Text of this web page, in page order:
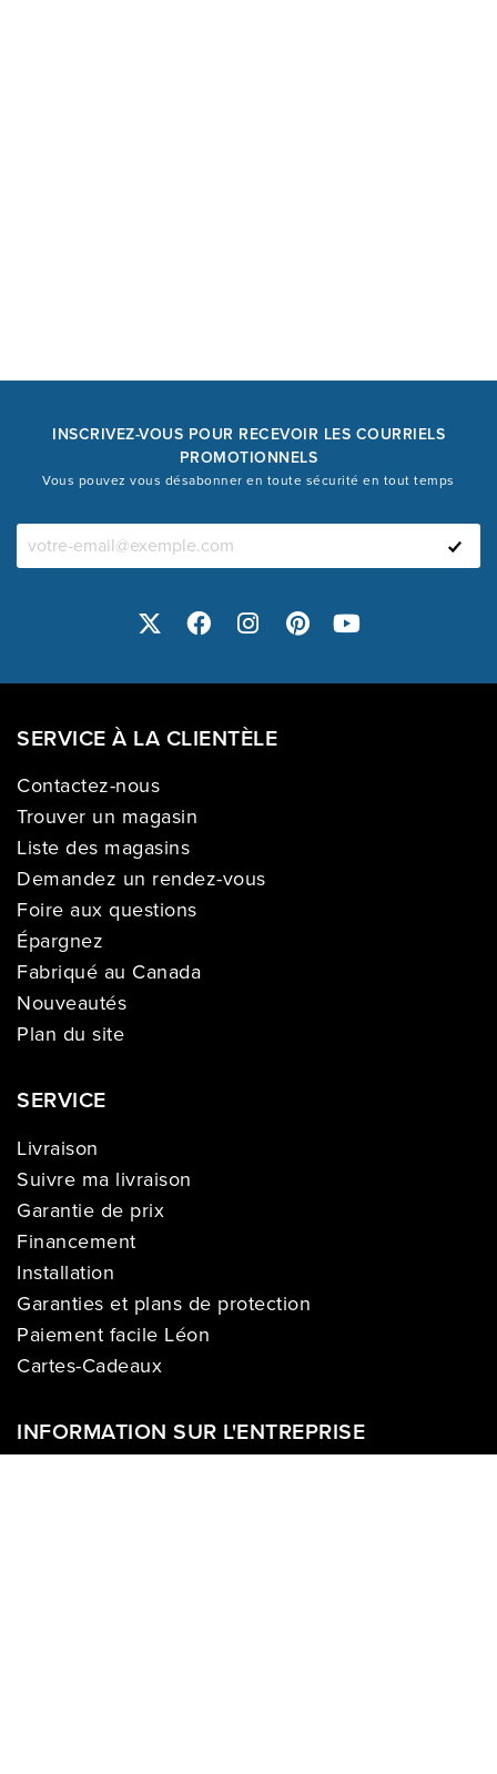
INSCRIVEZ-VOUS POUR RECEVOIR LES COURRIELS
PROMOTIONNELS
Vous pouvez vous désabonner en toute sécurité en tout temps
SERVICE À LA CLIENTÈLE
Contactez-nous
Trouver un magasin
Liste des magasins
Demandez un rendez-vous
Foire aux questions
Épargnez
Fabriqué au Canada
Nouveautés
Plan du site
SERVICE
Livraison
Suivre ma livraison
Garantie de prix
Financement
Installation
Garanties et plans de protection
Paiement facile Léon
Cartes-Cadeaux
INFORMATION SUR L'ENTREPRISE